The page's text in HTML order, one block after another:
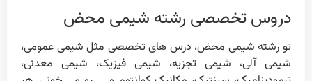
دروس تخصصی رشته شیمی محض
تو رشته شیمی محض، درس های تخصصی مثل شیمی عمومی،
شیمی آلی، شیمی تجزیه، شیمی فیزیک، شیمی معدنی،